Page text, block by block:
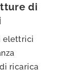
di
elettrici
ricarica